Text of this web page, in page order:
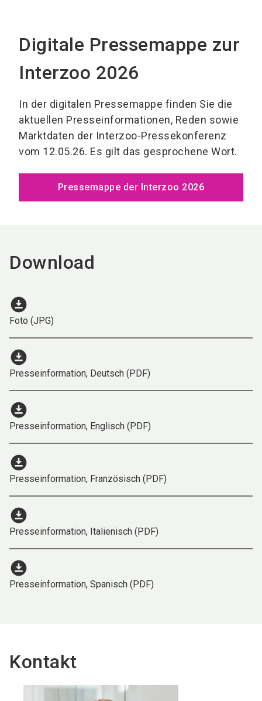
Digitale Pressemappe zur
Interzoo 2026
In der digitalen Pressemappe finden Sie die
aktuellen Presseinformationen, Reden sowie
Marktdaten der Interzoo-Pressekonferenz
vom 12.05.26. Es gilt das gesprochene Wort.
Pressemappe der Interzoo 2026
Download
download_for_offline
Foto (JPG)
download_for_offline
Presseinformation, Deutsch (PDF)
download_for_offline
Presseinformation, Englisch (PDF)
download_for_offline
Presseinformation, Französisch (PDF)
download_for_offline
Presseinformation, Italienisch (PDF)
download_for_offline
Presseinformation, Spanisch (PDF)
Kontakt